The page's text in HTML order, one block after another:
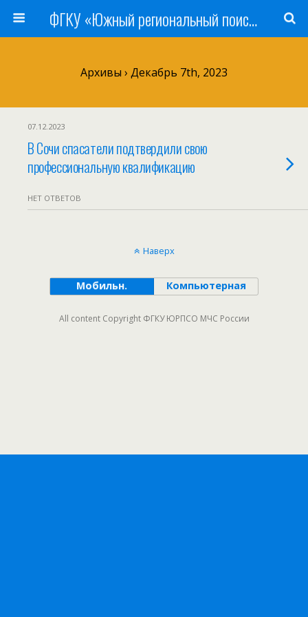
ФГКУ «Южный региональный поисково-спасательный отряд» МЧС России
Архивы › Декабрь 7th, 2023
07.12.2023
В Сочи спасатели подтвердили свою
профессиональную квалификацию
НЕТ ОТВЕТОВ
Наверх
Мобильн. Компьютерная
All content Copyright ФГКУ ЮРПСО МЧС России